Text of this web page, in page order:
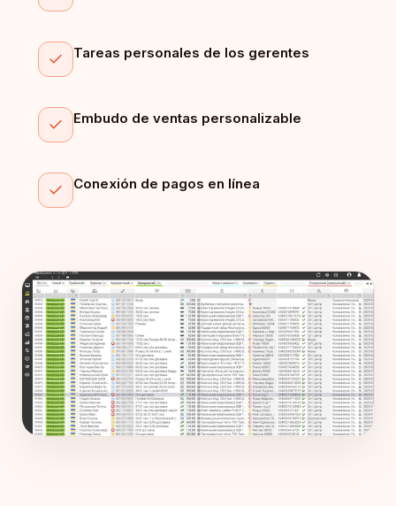
Tareas personales de los gerentes
Embudo de ventas personalizable
Conexión de pagos en línea